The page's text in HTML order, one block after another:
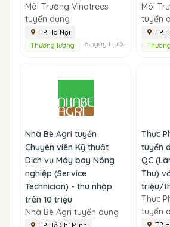
Môi Trường Vinatrees
tuyển dụng
TP. Hà Nội
Thương lượng
6 ngày trước
Môi
tuyển
TP.
Nhà Bè Agri tuyển
Chuyên viên Kỹ thuật
Dịch vụ Máy bay Nông
nghiệp (Service
Technician) - thu nhập
trên 10 triệu
Nhà Bè Agri tuyển dụng
TP. Hồ Chí Minh
Thực
tuyển
QC
Thu)
triệu/
Thực
tuyển
TP.